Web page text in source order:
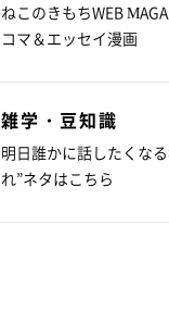
ねこのきもちWEB
コマ＆エッセイ漫画
雑学・豆知識
明日誰かに話したくな
れ”ネタはこちら